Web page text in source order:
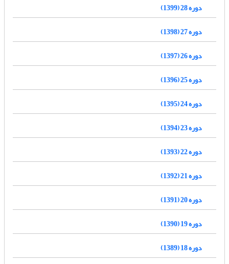
دوره 28 (1399)
دوره 27 (1398)
دوره 26 (1397)
دوره 25 (1396)
دوره 24 (1395)
دوره 23 (1394)
دوره 22 (1393)
دوره 21 (1392)
دوره 20 (1391)
دوره 19 (1390)
دوره 18 (1389)